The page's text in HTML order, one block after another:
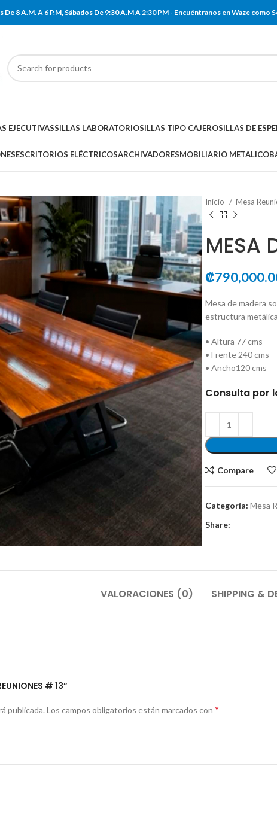
8 A.M. A 6 P.M, Sábados De 9:30 A.M A 2:30 PM - Encuéntranos en Waze como
EJECUTIVASSILLAS LABORATORIOSILLAS TIPO CAJEROSILLAS DE
ESCRITORIOS ELÉCTRICOSARCHIVADORESMOBILIARIO METALICO
Inicio Mesa
MESA
₡
Mesa de madera
estructura
• Altura 77 cms
• Frente 240 cms
• Ancho120 cms
Consulta por
Compare
Categoría: Mesa
Share:
VALORACIONES (0) SHIPPING &
# 13”
publicada. Los campos obligatorios están marcados con *